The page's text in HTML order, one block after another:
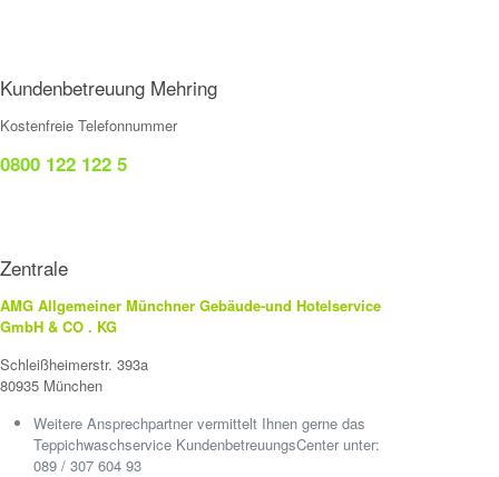
Kundenbetreuung Mehring
Kostenfreie Telefonnummer
0800 122 122 5
Zentrale
AMG Allgemeiner Münchner Gebäude-und Hotelservice
GmbH & CO . KG
Schleißheimerstr. 393a
80935 München
Weitere Ansprechpartner vermittelt Ihnen gerne das
Teppichwaschservice KundenbetreuungsCenter unter:
089 / 307 604 93